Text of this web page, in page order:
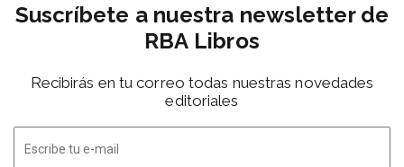
Suscríbete a nuestra newsletter de
RBA Libros
Recibirás en tu correo todas nuestras novedades
editoriales